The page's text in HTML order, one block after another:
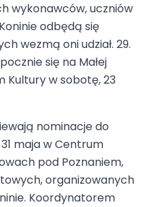
wykonawców, uczniów
odbędą się
wezmą oni udział. 29.
się na Małej
Kultury w sobotę, 23
nominacje do
maja w Centrum
pod Poznaniem,
organizowanych
Koordynatorem